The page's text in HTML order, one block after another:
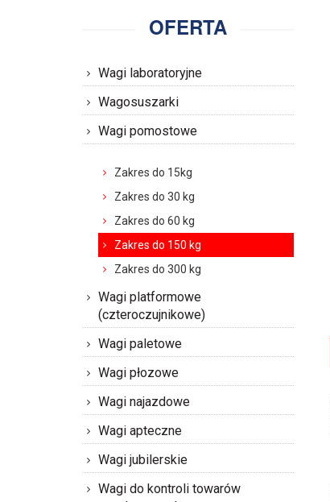
OFERTA
Wagi laboratoryjne
Wagosuszarki
Wagi pomostowe
Zakres do 15kg
Zakres do 30 kg
Zakres do 60 kg
Zakres do 150 kg
Zakres do 300 kg
Wagi platformowe
(czteroczujnikowe)
Wagi paletowe
Wagi płozowe
Wagi najazdowe
Wagi apteczne
Wagi jubilerskie
Wagi do kontroli towarów